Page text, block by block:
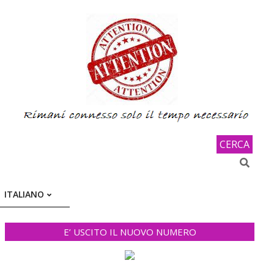
CERCA
Search
ITALIANO
E’ USCITO IL NUOVO NUMERO